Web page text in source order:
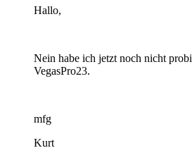
Hallo,
Nein habe ich jetzt noch nicht
VegasPro23.
mfg
Kurt